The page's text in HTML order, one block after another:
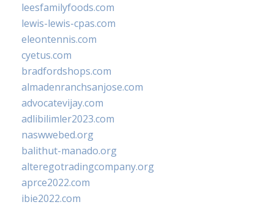
leesfamilyfoods.com
lewis-lewis-cpas.com
eleontennis.com
cyetus.com
bradfordshops.com
almadenranchsanjose.com
advocatevijay.com
adlibilimler2023.com
naswwebed.org
balithut-manado.org
alteregotradingcompany.org
aprce2022.com
ibie2022.com